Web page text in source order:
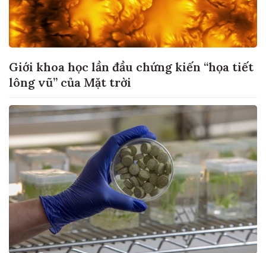
Giới khoa học lần đầu chứng kiến “họa tiết
lông vũ” của Mặt trời